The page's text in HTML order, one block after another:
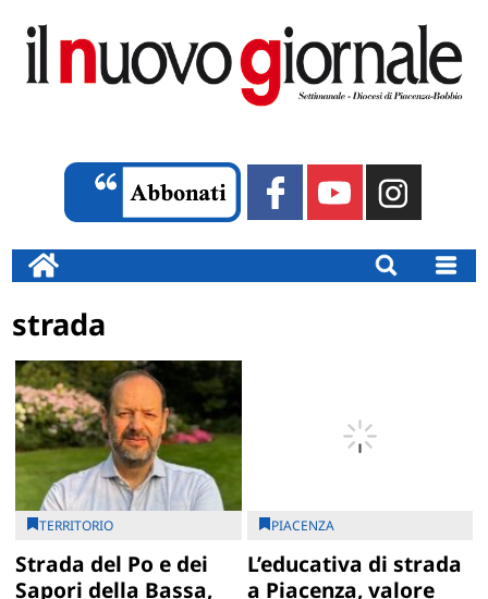
strada
TERRITORIO
Strada del Po e dei
Sapori della Bassa,
PIACENZA
L’educativa di strada
a Piacenza, valore